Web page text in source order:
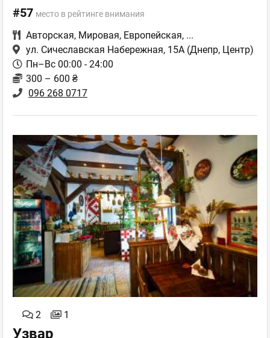
#57 место в рейтинге внимания
Авторская, Мировая, Европейская, ...
ул. Сичеславская Набережная, 15А (Днепр, Центр)
Пн–Вс 00:00 - 24:00
300 – 600 ₴
096 268 0717
2 1
Узвар